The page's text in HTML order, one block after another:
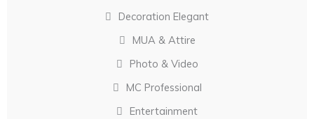
Decoration Elegant
MUA & Attire
Photo & Video
MC Professional
Entertainment